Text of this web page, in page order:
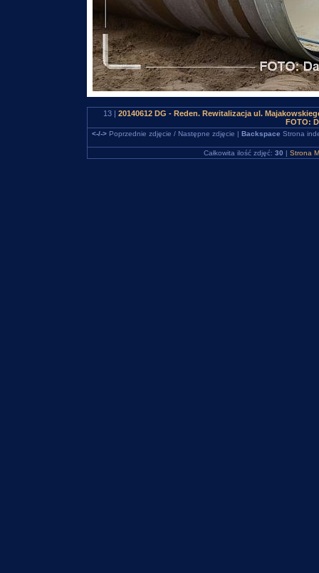
13 | 20140612 DG - Reden. Rewitalizacja ul.
FOTO:
<-/->Poprzednie zdjęcie / Następne zdjęcie | Backspace Strona
Całkowita ilość zdjęć: 30 | Strona